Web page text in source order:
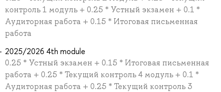
контроль 1 модуль + 0.25 * Устный экзамен + 0.1 *
Аудиторная работа + 0.15 * Итоговая письменная
работа
2025/2026 4th module
0.25 * Устный экзамен + 0.15 * Итоговая письменная
работа + 0.25 * Текущий контроль 4 модуль + 0.1 *
Аудиторная работа + 0.25 * Текущий контроль 3